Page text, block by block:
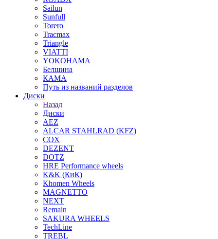
Sailun
Sunfull
Torero
Tracmax
Triangle
VIATTI
YOKOHAMA
Белшина
КАМА
Путь из названий разделов
Диски
Назад
Диски
AEZ
ALCAR STAHLRAD (KFZ)
COX
DEZENT
DOTZ
HRE Performance wheels
K&K (КиК)
Khomen Wheels
MAGNETTO
NEXT
Remain
SAKURA WHEELS
TechLine
TREBL